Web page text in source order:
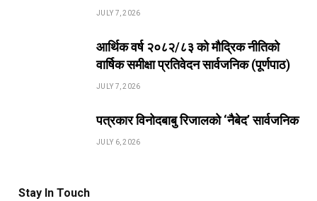
JULY 7, 2026
आर्थिक वर्ष २०८२/८३ को मौद्रिक नीतिको
वार्षिक समीक्षा प्रतिवेदन सार्वजनिक (पूर्णपाठ)
JULY 7, 2026
पत्रकार विनोदबाबु रिजालको ‘नैबेद’ सार्वजनिक
JULY 6, 2026
Stay In Touch